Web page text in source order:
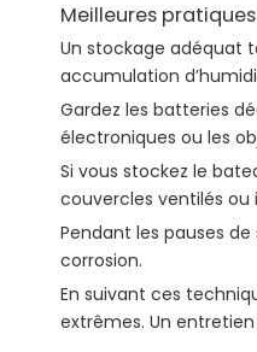
Meilleures
Un stockage adéquat
accumulation
Gardez les batteries
électroniques ou les
Si vous stockez le
couvercles ventilés ou
Pendant les pauses
corrosion.
En suivant ces
extrêmes. Un